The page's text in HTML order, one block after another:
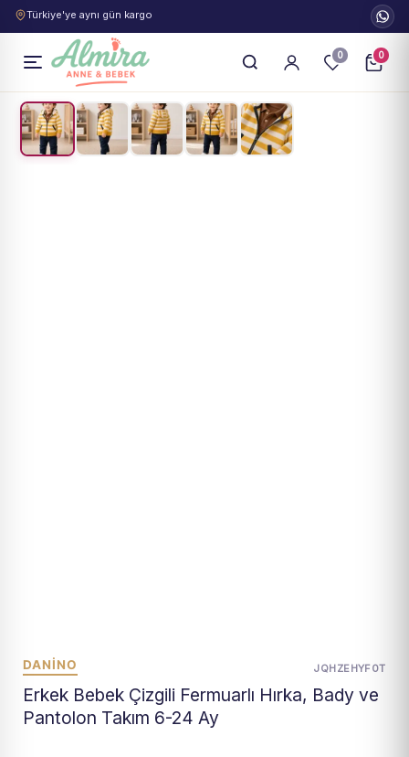
Türkiye'ye aynı gün kargo
0 0
1/5
DANİNO JQHZEHYF0T
Erkek Bebek Çizgili Fermuarlı Hırka, Bady ve
Pantolon Takım 6-24 Ay